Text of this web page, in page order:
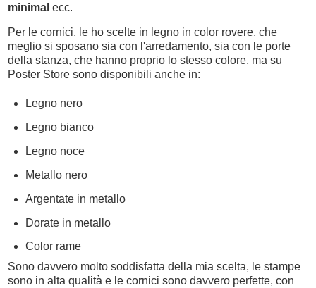
minimal ecc.
Per le cornici, le ho scelte in legno in color rovere, che
meglio si sposano sia con l'arredamento, sia con le porte
della stanza, che hanno proprio lo stesso colore, ma su
Poster Store sono disponibili anche in:
Legno nero
Legno bianco
Legno noce
Metallo nero
Argentate in metallo
Dorate in metallo
Color rame
Sono davvero molto soddisfatta della mia scelta, le stampe
sono in alta qualità e le cornici sono davvero perfette, con